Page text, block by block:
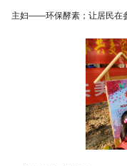
主妇——环保酵素；让居民在